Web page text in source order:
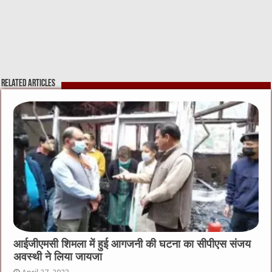
Related Articles
आईजीएमसी शिमला में हुई आगजनी की घटना का सीपीएस संजय
अवस्थी ने लिया जायजा